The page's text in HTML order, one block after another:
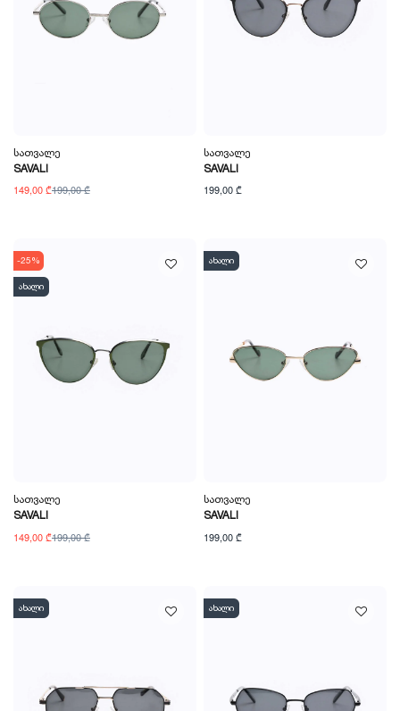
Სათვალე
SAVALI
149,00 ₾199,00 ₾
Სათვალე
SAVALI
199,00 ₾
-25%
ახალი
Სათვალე
SAVALI
149,00 ₾199,00 ₾
ახალი
Სათვალე
SAVALI
199,00 ₾
ახალი ახალი